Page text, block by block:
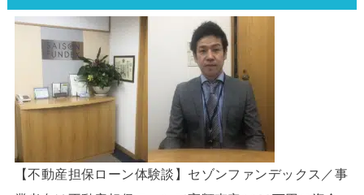
【不動産担保ローン体験談】セゾンファンデックス／事